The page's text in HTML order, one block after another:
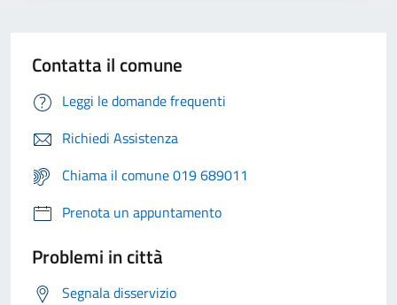
Contatta il comune
Leggi le domande frequenti
Richiedi Assistenza
Chiama il comune 019 689011
Prenota un appuntamento
Problemi in città
Segnala disservizio